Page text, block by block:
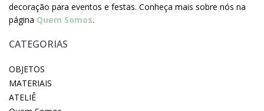
decoração para eventos e festas. Conheça mais sobre nós na
página Quem Somos.
CATEGORIAS
OBJETOS
MATERIAIS
ATELIÊ